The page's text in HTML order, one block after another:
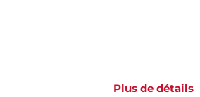
Plus de détails